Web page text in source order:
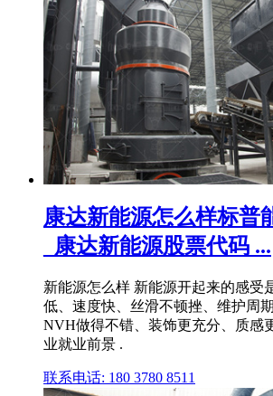
康达新能源怎么样标普
_康达新能源股票代码 ...
新能源怎么样 新能源开起来的感受
低、速度快、丝滑不顿挫、维护周
NVH做得不错、装饰更充分、质感
业就业前景 .
联系电话: 180 3780 8511